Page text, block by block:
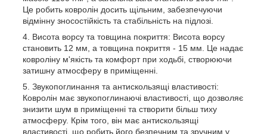
Це робить ковролін досить щільним, забезпечуючи
відмінну зносостійкість та стабільність на підлозі.
Висота ворсу та товщина покриття: Висота ворсу
становить 12 мм, а товщина покриття - 15 мм. Це надає
ковроліну м'якість та комфорт при ходьбі, створюючи
затишну атмосферу в приміщенні.
Звукопоглинання та антискользящі властивості:
Ковролін має звукопоглинаючі властивості, що дозволяє
знизити шум в приміщенні та створити більш тиху
атмосферу. Крім того, він має антискользящі
властивості, що робить його безпечним та зручним у